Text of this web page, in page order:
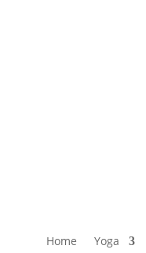
Home Yoga